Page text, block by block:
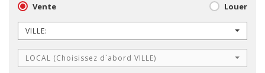
Vente Louer
VILLE:
LOCAL (Choisissez d`abord VILLE)